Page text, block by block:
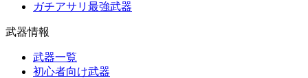
ガチアサリ最強武器
武器情報
武器一覧
初心者向け武器